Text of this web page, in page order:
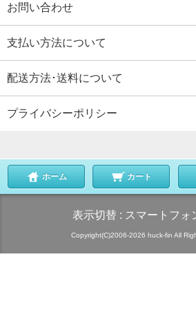
お問い合わせ
支払い方法について
配送方法･送料について
プライバシーポリシー
ホーム カート
表示切替 : スマートフォ
Copyright(C)2006-2026 huck-fin All